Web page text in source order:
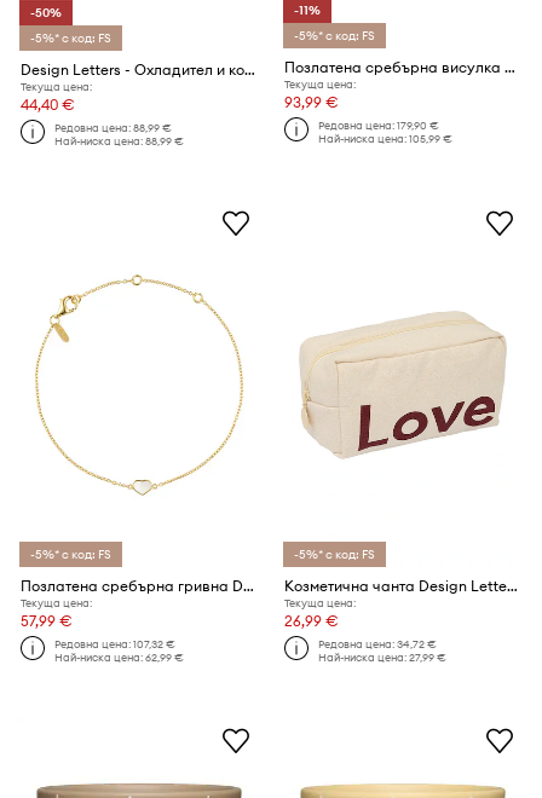
-50%
-5%* с код: FS
Design Letters - Охладител и кофа за лед
Текуща цена:
44,40 €
Редовна цена:88,99 €
Най-ниска цена:88,99 €
-11%
-5%* с код: FS
Позлатена сребърна висулка Design Letters
Текуща цена:
93,99 €
Редовна цена:179,90 €
Най-ниска цена:105,99 €
-5%* с код: FS
Позлатена сребърна гривна Design Letters
Текуща цена:
57,99 €
Редовна цена:107,32 €
Най-ниска цена:62,99 €
-5%* с код: FS
Козметична чанта Design Letters
Текуща цена:
26,99 €
Редовна цена:34,72 €
Най-ниска цена:27,99 €